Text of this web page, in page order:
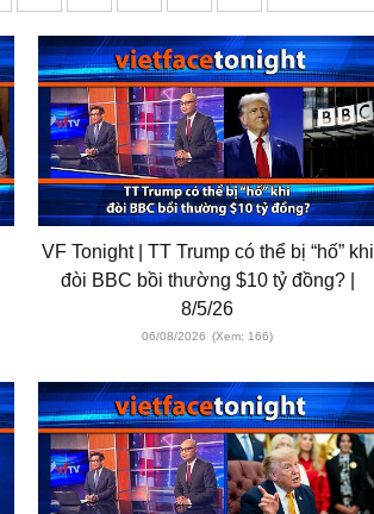
VF Tonight | TT Trump có thể bị “hố” khi
đòi BBC bồi thường $10 tỷ đồng? |
8/5/26
06/08/2026 (Xem: 166)